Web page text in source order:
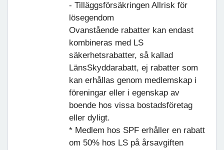
- Tilläggsförsäkringen Allrisk för
lösegendom
Ovanstående rabatter kan endast
kombineras med LS
säkerhetsrabatter, så kallad
LänsSkyddarabatt, ej rabatter som
kan erhållas genom medlemskap i
föreningar eller i egenskap av
boende hos vissa bostadsföretag
eller dyligt.
* Medlem hos SPF erhåller en rabatt
om 50% hos LS på årsavgiften